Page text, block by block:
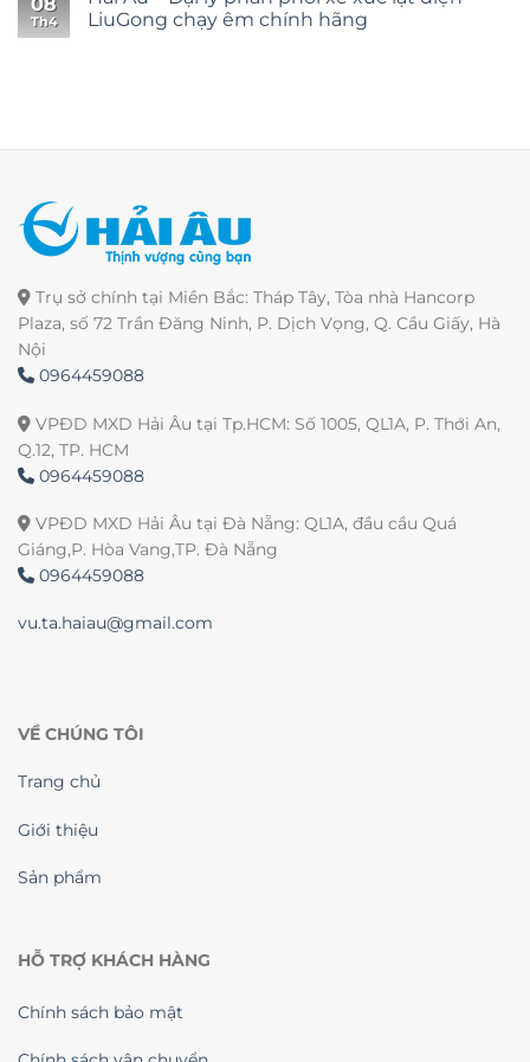
08
Th4
LiuGong chạy êm chính hãng
Trụ sở chính tại Miền Bắc: Tháp Tây, Tòa nhà Hancorp
Plaza, số 72 Trần Đăng Ninh, P. Dịch Vọng, Q. Cầu Giấy, Hà
Nội
0964459088
VPĐD MXD Hải Âu tại Tp.HCM: Số 1005, QL1A, P. Thới An,
Q.12, TP. HCM
0964459088
VPĐD MXD Hải Âu tại Đà Nẵng: QL1A, đầu cầu Quá
Giáng,P. Hòa Vang,TP. Đà Nẵng
0964459088
vu.ta.haiau@gmail.com
VỀ CHÚNG TÔI
Trang chủ
Giới thiệu
Sản phẩm
HỖ TRỢ KHÁCH HÀNG
Chính sách bảo mật